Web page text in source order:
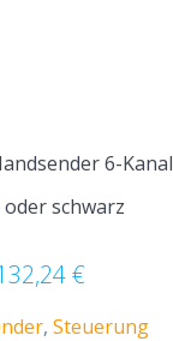
6-Kanal
schwarz
€
, Steuerung